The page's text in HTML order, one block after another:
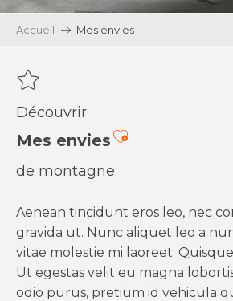
Accueil Mes envies
Découvrir
Mes enviesAjouter aux
de montagne
Aenean tincidunt eros leo, nec
gravida ut. Nunc aliquet leo a
vitae molestie mi laoreet.
Ut egestas velit eu magna
odio purus, pretium id vehicula